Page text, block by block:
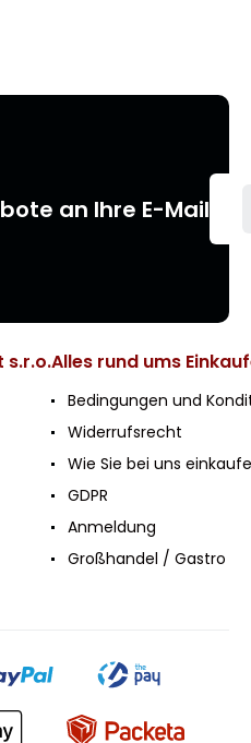
an Ihre E-Mail
s.r.o.Alles rund ums
Bedingungen und
Widerrufsrecht
Wie Sie bei uns
GDPR
Anmeldung
Großhandel / Gastro